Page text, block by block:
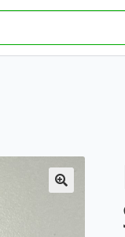
Samsung BN41-